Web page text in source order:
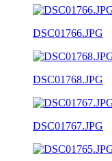
DSC01766.JPG
DSC01768.JPG
DSC01767.JPG